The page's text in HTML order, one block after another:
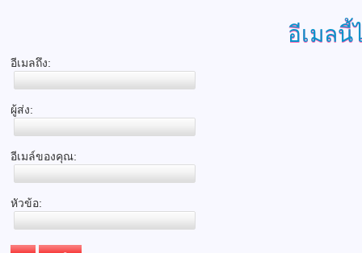
อีเมลนี้
อีเมลถึง:
ผู้ส่ง:
อีเมล์ของคุณ:
หัวข้อ: